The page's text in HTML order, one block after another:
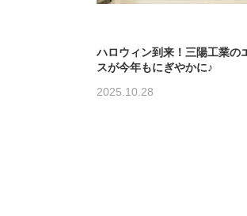
ハロウィン到来！三陽工業の
スが今年もにぎやかに♪
2025.10.28